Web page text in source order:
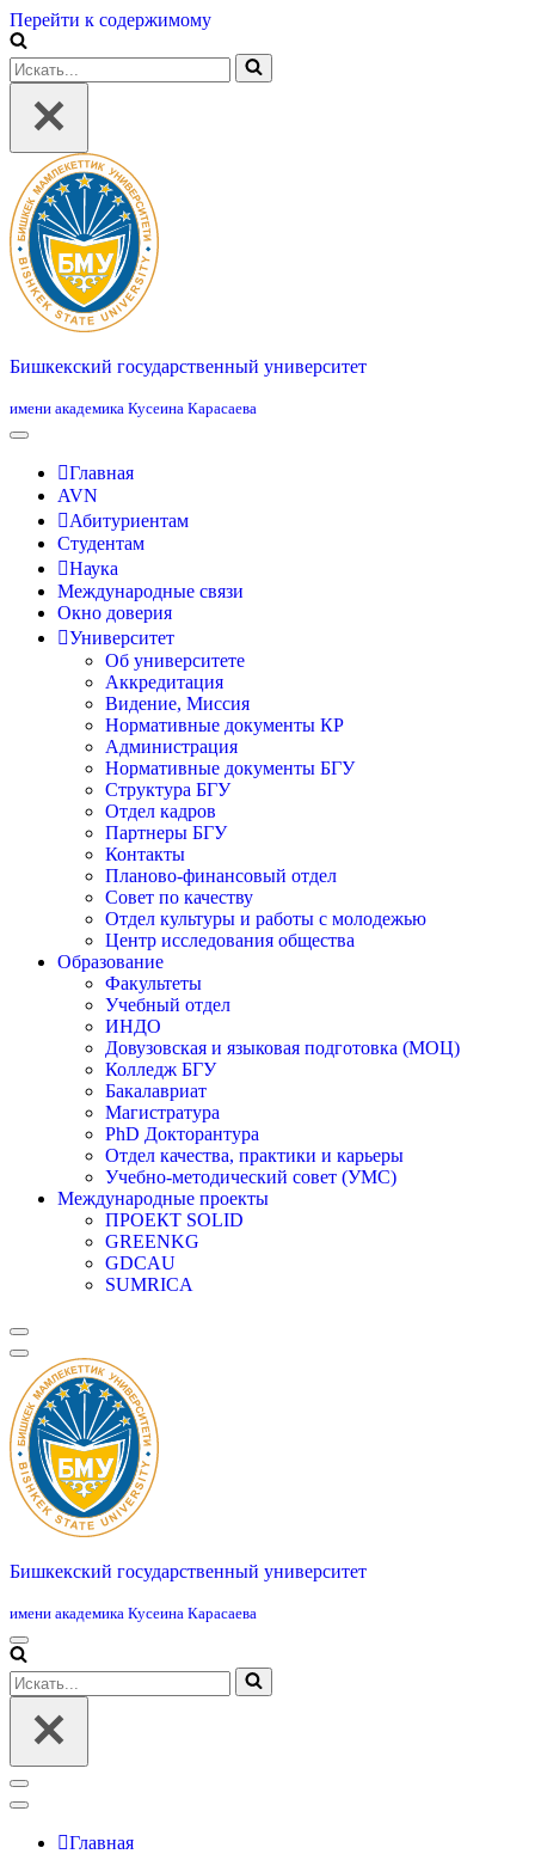
Перейти к содержимому
Искать...
Бишкекский государственный университет
имени академика Кусеина Карасаева
Главная
AVN
Абитуриентам
Студентам
Наука
Международные связи
Окно доверия
Университет
Об университете
Аккредитация
Видение, Миссия
Нормативные документы КР
Администрация
Нормативные документы БГУ
Структура БГУ
Отдел кадров
Партнеры БГУ
Контакты
Планово-финансовый отдел
Совет по качеству
Отдел культуры и работы с молодежью
Центр исследования общества
Образование
Факультеты
Учебный отдел
ИНДО
Довузовская и языковая подготовка (МОЦ)
Колледж БГУ
Бакалавриат
Магистратура
PhD Докторантура
Отдел качества, практики и карьеры
Учебно-методический совет (УМС)
Международные проекты
ПРОЕКТ SOLID
GREENKG
GDCAU
SUMRICA
Меню
навигации
Бишкекский государственный университет
имени академика Кусеина Карасаева
Меню
навигации
Искать...
Меню
навигации
Главная